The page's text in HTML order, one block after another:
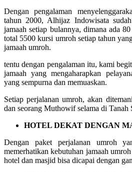
Dengan pengalaman
tahun 2000, Alhijaz Indowisata sudah
jamaah setiap bulannya, dimana ada
total 5500 kursi umroh setiap tahun
jamaah umroh.
tentu dengan pengalaman itu, kami
jamaah yang mengaharapkan
yang sempurna dan memuaskan.
Setiap perjalanan umroh, akan
dan seorang Muthowif selama di Tanah
HOTEL DEKAT DENGAN
Dengan paket perjalanan umroh
memerhatikan kebutuhan jamaah
hotel dan masjid bisa dicapai dengan